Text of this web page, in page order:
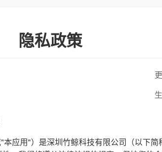
隐私政策
应用"）是深圳竹鲸科技有限公司（以下